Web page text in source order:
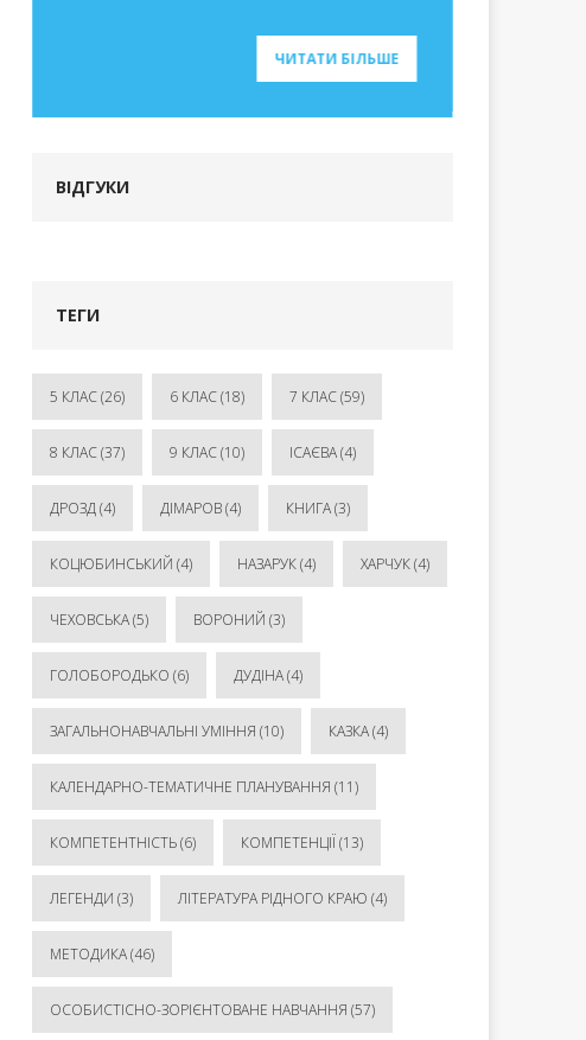
ЧИТАТИ БІЛЬШЕ
ВІДГУКИ
ТЕГИ
5 КЛАС(26) 6 КЛАС(18) 7 КЛАС(59)
8 КЛАС(37) 9 КЛАС(10) ІСАЄВА(4)
ДРОЗД(4) ДІМАРОВ(4) КНИГА(3)
КОЦЮБИНСЬКИЙ (4) НАЗАРУК(4) ХАРЧУК(4)
ЧЕХОВСЬКА(5) ВОРОНИЙ (3)
ГОЛОБОРОДЬКО (6) ДУДІНА(4)
ЗАГАЛЬНОНАВЧАЛЬНІ УМІННЯ (10) КАЗКА(4)
КАЛЕНДАРНО-ТЕМАТИЧНЕ ПЛАНУВАННЯ (11)
КОМПЕТЕНТНІСТЬ(6) КОМПЕТЕНЦІЇ (13)
ЛЕГЕНДИ (3) ЛІТЕРАТУРА РІДНОГО КРАЮ (4)
МЕТОДИКА(46)
ОСОБИСТІСНО-ЗОРІЄНТОВАНЕ НАВЧАННЯ (57)